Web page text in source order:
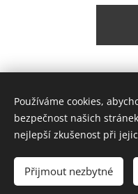
©
Používáme cookies,
bezpečnost našich
nejlepší zkušenost při
Přijmout nezbytné